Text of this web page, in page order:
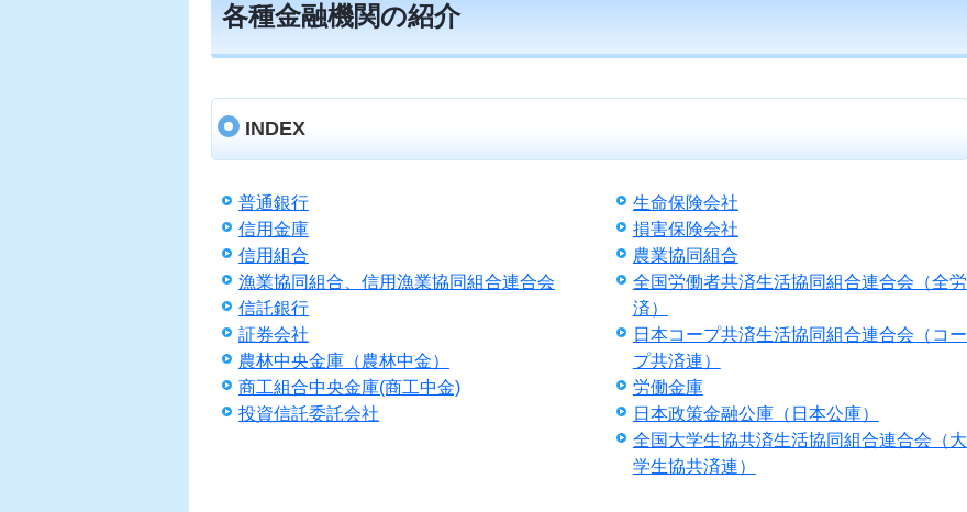
各種金融機関の紹介
INDEX
普通銀行
信用金庫
信用組合
漁業協同組合、信用漁業協同組合連合会
信託銀行
証券会社
農林中央金庫（農林中金）
商工組合中央金庫(商工中金)
投資信託委託会社
生命保険会社
損害保険会社
農業協同組合
全国労働者共済生活協同組合連合会（全労
済）
日本コープ共済生活協同組合連合会（コー
プ共済連）
労働金庫
日本政策金融公庫（日本公庫）
全国大学生協共済生活協同組合連合会（大
学生協共済連）